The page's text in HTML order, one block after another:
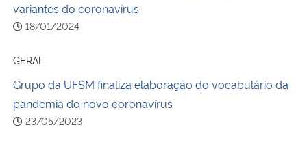
variantes do coronavírus
18/01/2024
GERAL
Grupo da UFSM finaliza elaboração do vocabulário da
pandemia do novo coronavírus
23/05/2023